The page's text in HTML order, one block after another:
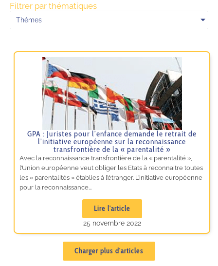
Filtrer par thématiques
Thémes
GPA : Juristes pour l’enfance demande le retrait de
l’initiative européenne sur la reconnaissance
transfrontière de la « parentalité »
Avec la reconnaissance transfrontière de la « parentalité »,
l’Union européenne veut obliger les Etats à reconnaitre toutes
les « parentalités » établies à l’étranger. L’initiative européenne
pour la reconnaissance...
Lire l'article
25 novembre 2022
Charger plus d'articles